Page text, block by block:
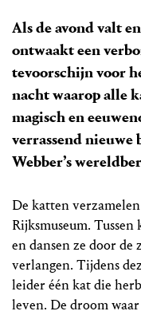
Als de avond valt
ontwaakt een
tevoorschijn voor
nacht waarop alle
magisch en
verrassend nieuwe
Webber’s
De katten
Rijksmuseum.
en dansen ze door
verlangen. Tijdens
leider één kat die
leven. De droom